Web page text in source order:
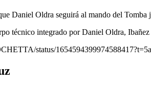
Daniel Oldra seguirá al mando del Tomba
técnico integrado por Daniel Oldra,
status/